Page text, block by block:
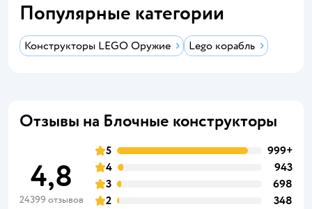
Популярные категории
Конструкторы LEGO Оружие Lego корабль
Отзывы на Блочные конструкторы
4,8
24399 отзывов
5
999+
4
943
3
698
2
348